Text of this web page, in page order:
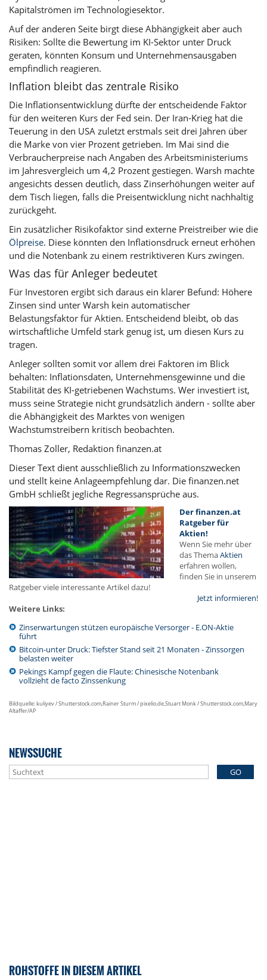
Kapitalströmen im Technologiesektor.
Auf der anderen Seite birgt diese Abhängigkeit aber auch
Risiken: Sollte die Bewertung im KI-Sektor unter Druck
geraten, könnten Konsum und Unternehmensausgaben
empfindlich reagieren.
Inflation bleibt das zentrale Risiko
Die Inflationsentwicklung dürfte der entscheidende Faktor
für den weiteren Kurs der Fed sein. Der Iran-Krieg hat die
Teuerung in den USA zuletzt erstmals seit drei Jahren über
die Marke von vier Prozent getrieben. Im Mai sind die
Verbraucherpreise nach Angaben des Arbeitsministeriums
im Jahresvergleich um 4,2 Prozent gestiegen. Warsh machte
angesichts dessen deutlich, dass Zinserhöhungen weiter auf
dem Tisch liegen, falls die Preisentwicklung nicht nachhaltig
zurückgeht.
Ein zusätzlicher Risikofaktor sind externe Preistreiber wie die
Ölpreise. Diese könnten den Inflationsdruck erneut erhöhen
und die Notenbank zu einem restriktiveren Kurs zwingen.
Was das für Anleger bedeutet
Für Investoren ergibt sich daraus ein klarer Befund: Höhere
Zinsen sind unter Warsh kein automatischer
Belastungsfaktor für Aktien. Entscheidend bleibt, ob das
wirtschaftliche Umfeld stark genug ist, um diesen Kurs zu
tragen.
Anleger sollten somit vor allem drei Faktoren im Blick
behalten: Inflationsdaten, Unternehmensgewinne und die
Stabilität des KI-getriebenen Wachstums. Wer investiert ist,
muss seine Strategie nicht grundsätzlich ändern - sollte aber
die Abhängigkeit des Marktes von wenigen
Wachstumstreibern kritisch beobachten.
Thomas Zoller, Redaktion finanzen.at
Dieser Text dient ausschließlich zu Informationszwecken
und stellt keine Anlageempfehlung dar. Die finanzen.net
GmbH schließt jegliche Regressansprüche aus.
Der finanzen.at
Ratgeber für
Aktien!
Wenn Sie mehr über
das ThemaAktien
erfahren wollen,
finden Sie in unserem
Ratgeber viele interessante Artikel dazu!
Jetzt informieren!
Weitere Links:
Zinserwartungen stützen europäische Versorger - E.ON-Aktie
führt
Bitcoin-unter Druck: Tiefster Stand seit 21 Monaten - Zinssorgen
belasten weiter
Pekings Kampf gegen die Flaute: Chinesische Notenbank
vollzieht de facto Zinssenkung
Bildquelle: kuliyev / Shutterstock.com,Rainer Sturm / pixelio.de,Stuart Monk / Shutterstock.com,Mary
Altaffer/AP
NEWSSUCHE
GO
ROHSTOFFE IN DIESEM ARTIKEL